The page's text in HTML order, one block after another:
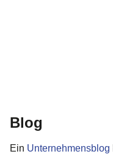
Blog
Ein Unternehmensblog